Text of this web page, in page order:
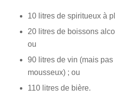
10 litres de spiritueux à
20 litres de boissons
ou
90 litres de vin (mais
mousseux) ; ou
110 litres de bière.